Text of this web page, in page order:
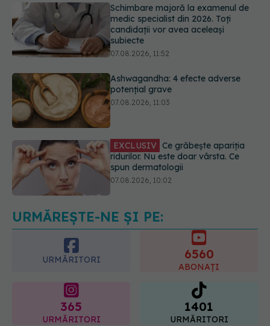
07.08.2026, 11:52
Ashwagandha: 4 efecte adverse
potențial grave
07.08.2026, 11:03
EXCLUSIV Ce grăbește apariția
ridurilor. Nu este doar vârsta. Ce
Alina Pușcău dezvăluie diagnosticul
care i-a schimbat viața: Am cancer
la sân. Am intrat în metastază
URMĂREȘTE-NE ȘI PE:
URMĂRITORI 6560
ABONAȚI
365
URMĂRITORI
1401
URMĂRITORI